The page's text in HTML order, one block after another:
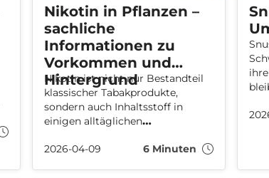
Nikotin in Pflanzen –
sachliche
Informationen zu
Vorkommen und
Hintergrund
Nikotin ist nicht nur Bestandteil
klassischer Tabakprodukte,
sondern auch Inhaltsstoff in
einigen alltäglichen
Pflanzen beinhalten Nikotin, und
2026-04-09 6 Minuten